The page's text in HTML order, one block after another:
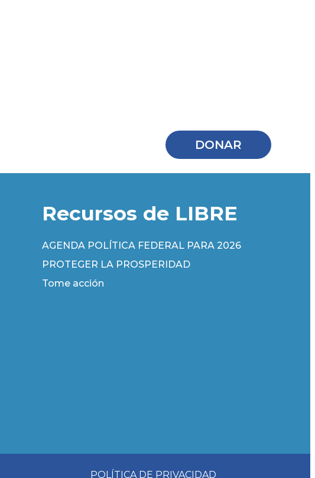
DONAR
Recursos de LIBRE
AGENDA POLÍTICA FEDERAL PARA 2026
PROTEGER LA PROSPERIDAD
Tome acción
POLÍTICA DE PRIVACIDAD